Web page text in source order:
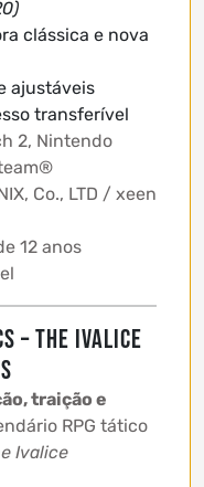
clássica e nova
ajustáveis
transferível
2, Nintendo
Co., LTD / xeen
12 anos
– THE IVALICE
traição e
RPG tático
Ivalice